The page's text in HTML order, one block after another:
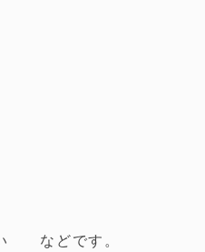
い などです。